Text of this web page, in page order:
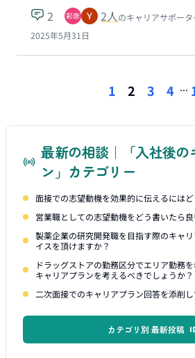
2 2人のキャリアサポー
2025年5月31日
1 2 3 4 ...
最新の相談｜「入社後の
ン」カテゴリー
面接での志望動機を効果的に伝えるには
営業職としての志望動機をどう書いたら良
製薬企業の研究開発職を目指す際のキャ
イスを頂けますか？
ドラッグストアの勤務区分でエリア勤務
キャリアプランを考えるべきでしょうか？
二次面接でのキャリアプラン回答を添削
カテゴリ別 最新投稿